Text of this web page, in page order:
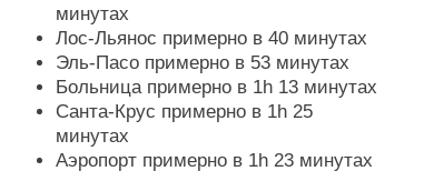
минутах
Лос-Льянос примерно в 40 минутах
Эль-Пасо примерно в 53 минутах
Больница примерно в 1h 13 минутах
Санта-Крус примерно в 1h 25
минутах
Аэропорт примерно в 1h 23 минутах